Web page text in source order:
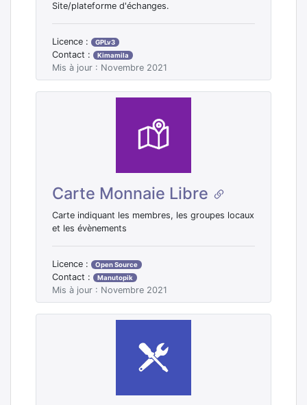
Site/plateforme d'échanges.
Licence : GPLv3
Contact : Kimamila
Mis à jour : Novembre 2021
Carte Monnaie Libre
Carte indiquant les membres, les groupes locaux
et les évènements
Licence : Open Source
Contact : Manutopik
Mis à jour : Novembre 2021